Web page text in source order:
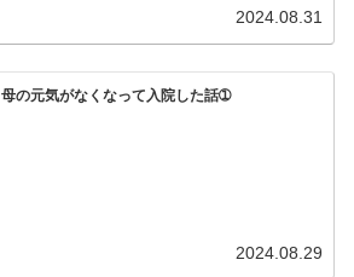
2024.08.31
母の元気がなくなって入院した話➀
2024.08.29